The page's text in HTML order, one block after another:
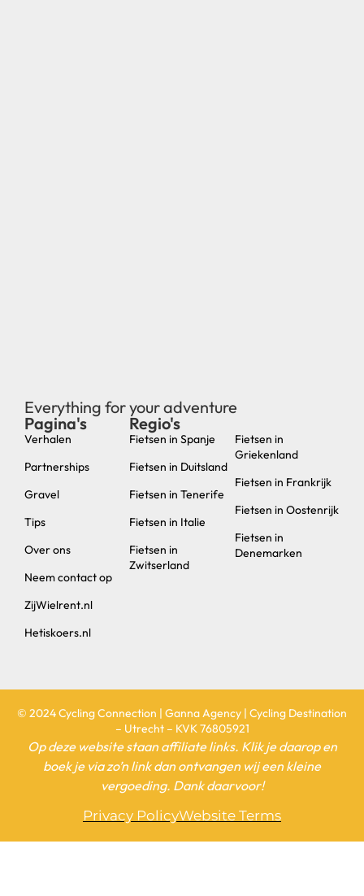
Everything for your adventure
Pagina's
Verhalen
Partnerships
Gravel
Tips
Over ons
Neem contact op
ZijWielrent.nl
Hetiskoers.nl
Regio's
Fietsen in Spanje
Fietsen in Duitsland
Fietsen in Tenerife
Fietsen in Italie
Fietsen in
Zwitserland
Fietsen in
Griekenland
Fietsen in Frankrijk
Fietsen in Oostenrijk
Fietsen in
Denemarken
© 2024 Cycling Connection | Ganna Agency | Cycling Destination
– Utrecht – KVK 76805921
Op deze website staan affiliate links. Klik je daarop en
boek je via zo’n link dan ontvangen wij een kleine
vergoeding. Dank daarvoor!
Privacy PolicyWebsite Terms